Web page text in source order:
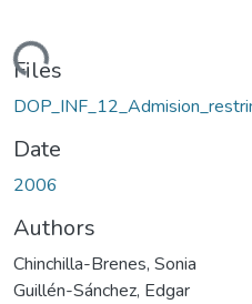
Files
Date
2006
Authors
Chinchilla-Brenes, Sonia
Guillén-Sánchez, Edgar